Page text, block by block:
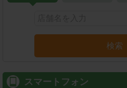
検索
スマートフォン